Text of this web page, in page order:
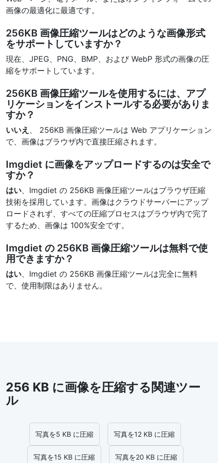
画像の最適化に最適です。
256KB 画像圧縮ツールはどのような画像形式
をサポートしていますか？
現在、JPEG、PNG、BMP、および WebP 形式の画像の圧
縮をサポートしています。
256KB 画像圧縮ツールを使用するには、アプ
リケーションをインストールする必要がありま
すか？
いいえ 、 256KB 画像圧縮ツールは Web アプリケーション
で、画像はブラウザ内で直接圧縮されます。
Imgdiet に画像をアップロードするのは安全で
すか？
はい、Imgdiet の 256KB 画像圧縮ツールはブラウザ圧縮
技術を採用しています。画像はクラウドサーバーにアップ
ロードされず、すべての圧縮プロセスはブラウザ内で完了
するため、画像は 100%安全です。
Imgdiet の 256KB 画像圧縮ツールは無料で使
用できますか？
はい、Imgdiet の 256KB 画像圧縮ツールは完全に無料
で、使用制限はありません。
256 KB に画像を圧縮する関連ツー
ル
写真を5 KB に圧縮 写真を12 KB に圧縮
写真を15 KB に圧縮 写真を20 KB に圧縮